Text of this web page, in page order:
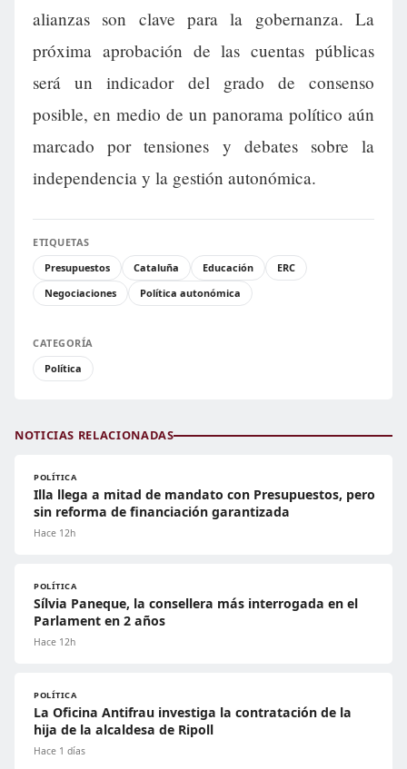
alianzas son clave para la gobernanza. La
próxima aprobación de las cuentas públicas
será un indicador del grado de consenso
posible, en medio de un panorama político aún
marcado por tensiones y debates sobre la
independencia y la gestión autonómica.
ETIQUETAS
Presupuestos
Cataluña Educación
ERC
Negociaciones
Política autonómica
CATEGORÍA
Política
NOTICIAS RELACIONADAS
POLÍTICA
Illa llega a mitad de mandato con Presupuestos, pero
sin reforma de financiación garantizada
Hace 12h
POLÍTICA
Sílvia Paneque, la consellera más interrogada en el
Parlament en 2 años
Hace 12h
POLÍTICA
La Oficina Antifrau investiga la contratación de la
hija de la alcaldesa de Ripoll
Hace 1 días